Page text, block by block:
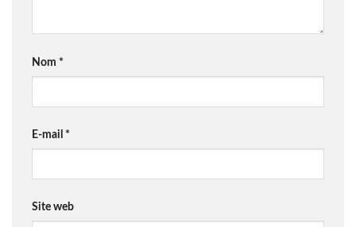
Nom *
E-mail *
Site web